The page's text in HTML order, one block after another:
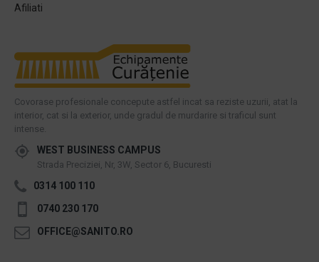
Afiliati
Covorase profesionale concepute astfel incat sa reziste uzurii, atat la
interior, cat si la exterior, unde gradul de murdarire si traficul sunt
intense.
WEST BUSINESS CAMPUS
Strada Preciziei, Nr, 3W, Sector 6, Bucuresti
0314 100 110
0740 230 170
OFFICE@SANITO.RO